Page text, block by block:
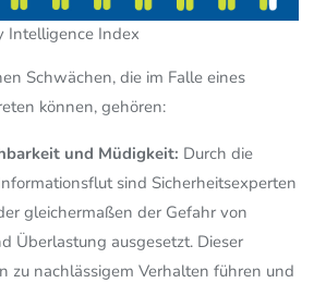
Intelligence Index
Schwächen, die im Falle eines
können, gehören:
und Müdigkeit: Durch die
sind Sicherheitsexperten
gleichermaßen der Gefahr von
Überlastung ausgesetzt. Dieser
zu nachlässigem Verhalten führen und